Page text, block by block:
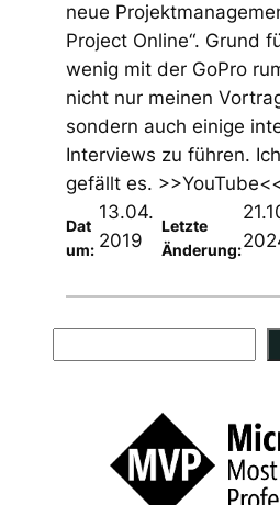
neue
Project Online“. Grund
wenig mit der GoPro
nicht nur meinen
sondern auch einige
Interviews zu führen.
gefällt es.
Dat
um:
13.04.
2019
Letzte
Änderung: